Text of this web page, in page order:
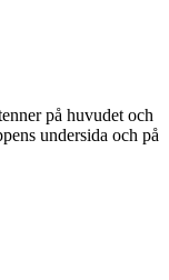
på huvudet och
undersida och på